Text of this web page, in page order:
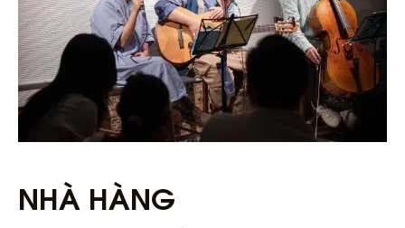
NHÀ HÀNG